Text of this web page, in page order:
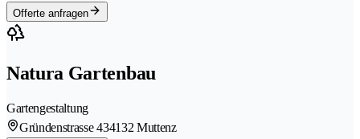
Offerte anfragen
Natura Gartenbau
Gartengestaltung
Gründenstrasse 434132 Muttenz